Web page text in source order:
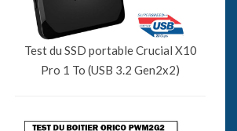
Test du SSD portable Crucial X10
Pro 1 To (USB 3.2 Gen2x2)